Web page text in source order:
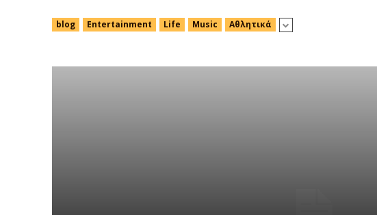
blog Entertainment Life Music Αθλητικά